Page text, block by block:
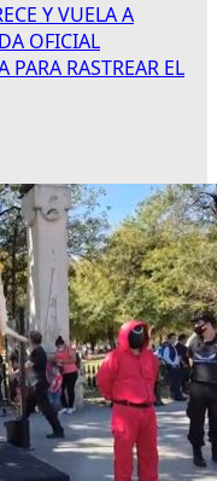
Y VUELA A
OFICIAL
RASTREAR EL